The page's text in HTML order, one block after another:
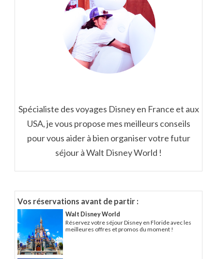
Spécialiste des voyages Disney en France et aux
USA, je vous propose mes meilleurs conseils
pour vous aider à bien organiser votre futur
séjour à Walt Disney World !
Vos réservations avant de partir :
Walt Disney World
Réservez votre séjour Disney en Floride avec les
meilleures offres et promos du moment !